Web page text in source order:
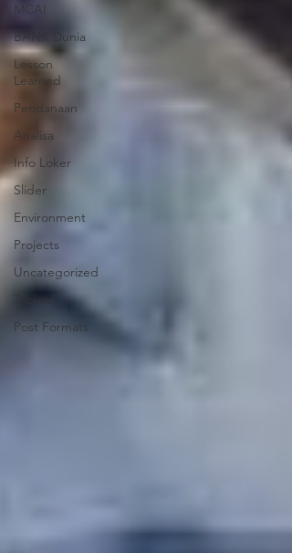
MCAI
BANK Dunia
Lesson
Learned
Pendanaan
Analisa
Info Loker
Slider
Environment
Projects
Uncategorized
Tabloid
Post Formats